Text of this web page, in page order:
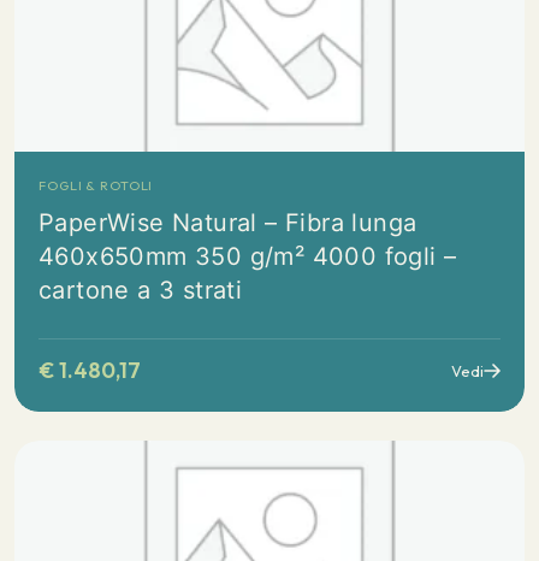
FOGLI & ROTOLI
PaperWise Natural – Fibra lunga
460x650mm 350 g/m² 4000 fogli –
cartone a 3 strati
€1.480,17 Vedi